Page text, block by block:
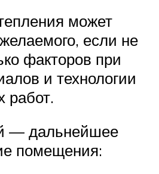
может
если не
факторов при
и технологии
работ.
— дальнейшее
помещения: